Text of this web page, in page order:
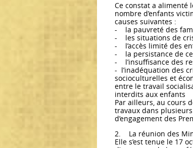
Ce constat a alimenté
nombre d’enfants
causes suivantes :
- la pauvreté des
- les situations de
- l’accès limité des
- la persistance de
- l’insuffisance des
- l’inadéquation des
socioculturelles et
entre le travail
interdits aux enfants
Par ailleurs, au cours
travaux dans
d’engagement des
2. La réunion des
Elle s’est tenue le 17